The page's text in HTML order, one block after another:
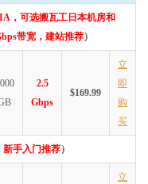
，可选搬瓦工日本机房和
带宽，建站推荐）
2.5
Gbps
$169.99
立
即
购
买
新手入门推荐）
立